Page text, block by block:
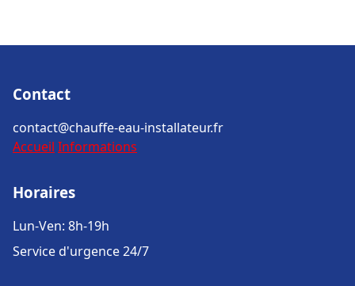
Contact
contact@chauffe-eau-installateur.fr
Accueil Informations
Horaires
Lun-Ven: 8h-19h
Service d'urgence 24/7